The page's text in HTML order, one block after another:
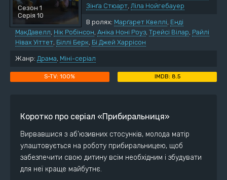
Сезон 1
Серія 10
Зінґа Стюарт, Ліла Нойгебауер
В ролях: Марґарет Квеллі, Енді
МакДавелл, Нік Робінсон, Аніка Ноні Роуз, Трейсі Вілар, Райлі
Нівах Уіттет, Біллі Берк, Бі Джей Харрісон
Жанр: Драма, Міні-серіал
100% 8.5
Коротко про серіал «Прибиральниця»
Вирвавшися з аб’юзивних стосунків, молода матір
улаштовується на роботу прибиральницею, щоб
забезпечити свою дитину всім необхідним і збудувати
для неї краще майбутнє.